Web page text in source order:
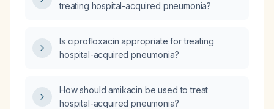
treating hospital-acquired pneumonia?
Is ciprofloxacin appropriate for treating
hospital-acquired pneumonia?
How should amikacin be used to treat
hospital-acquired pneumonia?